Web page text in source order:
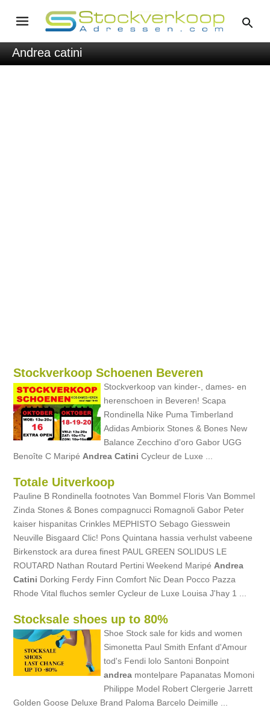
Andrea catini
Stockverkoop Schoenen Beveren
Stockverkoop van kinder-, dames- en
herenschoen in Beveren! Scapa
Rondinella Nike Puma Timberland
Adidas Ambiorix Stones & Bones New
Balance Zecchino d'oro Gabor UGG
Benoîte C Maripé Andrea Catini Cycleur de Luxe ...
Totale Uitverkoop
Pauline B Rondinella footnotes Van Bommel Floris Van Bommel
Zinda Stones & Bones compagnucci Romagnoli Gabor Peter
kaiser hispanitas Crinkles MEPHISTO Sebago Giesswein
Neuville Bisgaard Clic! Pons Quintana hassia verhulst vabeene
Birkenstock ara durea finest PAUL GREEN SOLIDUS LE
ROUTARD Nathan Routard Pertini Weekend Maripé Andrea
Catini Dorking Ferdy Finn Comfort Nic Dean Pocco Pazza
Rhode Vital fluchos semler Cycleur de Luxe Louisa J'hay 1 ...
Stocksale shoes up to 80%
Shoe Stock sale for kids and women
Simonetta Paul Smith Enfant d'Amour
tod's Fendi lolo Santoni Bonpoint
andrea montelpare Papanatas Momoni
Philippe Model Robert Clergerie Jarrett
Golden Goose Deluxe Brand Paloma Barcelo Deimille ...